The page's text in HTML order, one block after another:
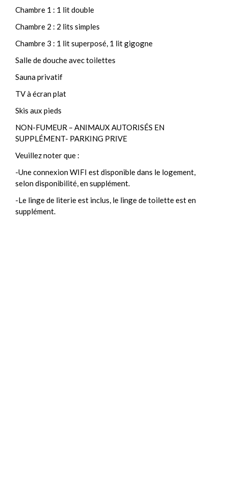
Chambre 1 : 1 lit double
Chambre 2 : 2 lits simples
Chambre 3 : 1 lit superposé, 1 lit gigogne
Salle de douche avec toilettes
Sauna privatif
TV à écran plat
Skis aux pieds
NON-FUMEUR – ANIMAUX AUTORISÉS EN
SUPPLÉMENT- PARKING PRIVE
Veuillez noter que :
-Une connexion WIFI est disponible dans le logement,
selon disponibilité, en supplément.
-Le linge de literie est inclus, le linge de toilette est en
supplément.